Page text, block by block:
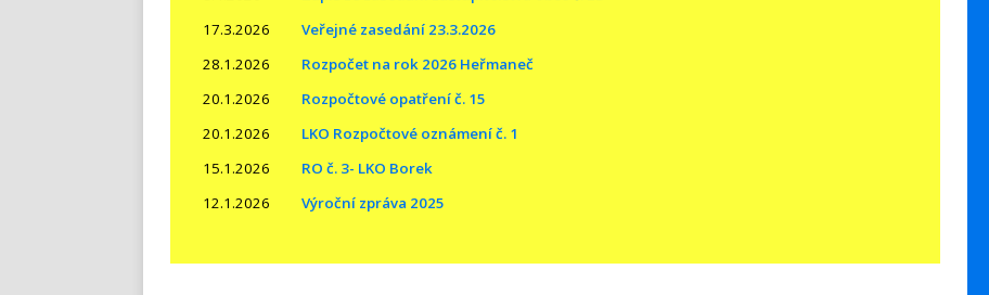
17.3.2026
Veřejné zasedání 23.3.2026
28.1.2026
Rozpočet na rok 2026 Heřmaneč
20.1.2026
Rozpočtové opatření č. 15
20.1.2026
LKO Rozpočtové oznámení č. 1
15.1.2026
RO č. 3- LKO Borek
12.1.2026
Výroční zpráva 2025